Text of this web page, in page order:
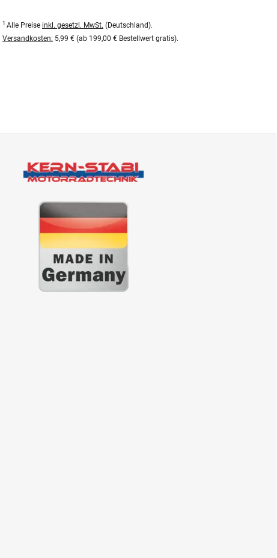
1 Alle Preise inkl. gesetzl. MwSt. (Deutschland).
Versandkosten: 5,99 € (ab 199,00 € Bestellwert gratis).